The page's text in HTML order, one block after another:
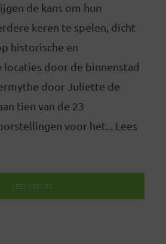
de kans om hun
keren te spelen, dicht
historische en
door de binnenstad
door Juliette de
tien van de 23
voor het... Lees
LEES VERDER